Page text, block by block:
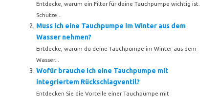
Entdecke, warum ein Filter für deine Tauchpumpe wichtig ist.
Schütze...
Muss ich eine Tauchpumpe im Winter aus dem
Wasser nehmen?
Entdecke, warum du deine Tauchpumpe im Winter aus dem
Wasser...
Wofür brauche ich eine Tauchpumpe mit
integriertem Rückschlagventil?
Entdecken Sie die Vorteile einer Tauchpumpe mit